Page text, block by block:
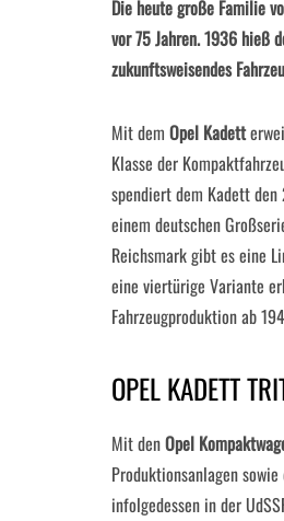
Die heute große Familie
vor 75 Jahren. 1936 hieß
zukunftsweisendes
Mit dem Opel Kadett
Klasse der
spendiert dem Kadett
einem deutschen
Reichsmark gibt es eine
eine viertürige Variante
Fahrzeugproduktion ab
OPEL KADETT
Mit denOpel
Produktionsanlagen
infolgedessen in der